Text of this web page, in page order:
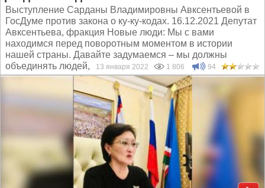
Выступление Сарданы Владимировны Авксентьевой в
ГосДуме против закона о ку-ку-кодах. 16.12.2021 Депутат
Авксентьева, фракция Новые люди: Мы с вами
находимся перед поворотным моментом в истории
нашей страны. Давайте задумаемся – мы должны
объединять людей, а...13 января 2022 1 806 94